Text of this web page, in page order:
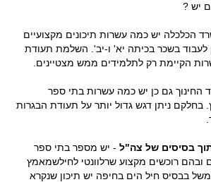
יש ?
הכלכלה יש כמה עשרות תיכונים מקצועיים
לעבוד בשכר בכיתה יא' ו-יב'. השלמת תעודת
הקיימת רק לתלמידים ממש מצטיינים.
החינוך גם כן יש כמה עשרות בתי ספר
בחלקם ניתן דגש גדול יותר על תעודת הבגרות
בסיסים של צה"ל - יש מספר בתי ספר
ובהם רוכשים מקצוע שרלוונטי לחילשמאמץ
בבסיס חיל הים בחיפה יש תיכון שנקרא